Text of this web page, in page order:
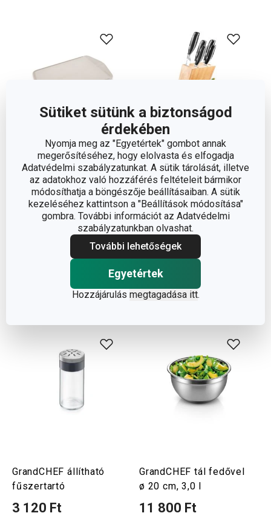
Sütiket sütünk a biztonságod
érdekében
Nyomja meg az "Egyetértek" gombot annak
megerősítéséhez, hogy elolvasta és elfogadja
Adatvédelmi szabályzatunkat. A sütik tárolását, illetve
az adatokhoz való hozzáférés feltételeit bármikor
módosíthatja a böngészője beállításaiban. A sütik
kezeléséhez kattintson a "Beállítások módosítása"
gombra. További információt az Adatvédelmi
szabályzatunkban olvashat.
További lehetőségek
Egyetértek
Hozzájárulás megtagadása itt.
COMPACT
összecsukható
vágódeszka 32 x 22 cm
3 450 Ft
Elérhető a webáruházban
12 márkaboltban elérhető
-23 % Ingyen szállítás
GrandCHEF késtartó,
5 késsel
49 000 Ft
37 590 Ft
Elérhető a webáruházban
12 márkaboltban elérhető
GrandCHEF állítható
fűszertartó
3 120 Ft
GrandCHEF tál fedővel
ø 20 cm, 3,0 l
11 800 Ft